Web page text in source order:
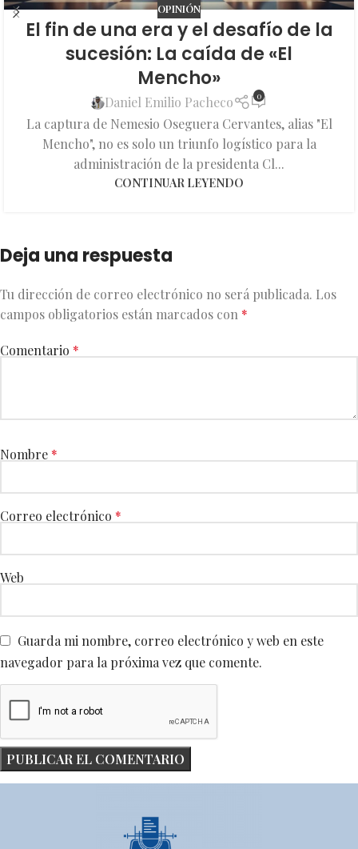
OPINIÓN
El fin de una era y el desafío de la
sucesión: La caída de «El
Mencho»
Daniel Emilio Pacheco 0
La captura de Nemesio Oseguera Cervantes, alias "El
Mencho", no es solo un triunfo logístico para la
administración de la presidenta Cl...
CONTINUAR LEYENDO
Deja una respuesta
Tu dirección de correo electrónico no será publicada. Los
campos obligatorios están marcados con *
Comentario *
Nombre *
Correo electrónico *
Web
Guarda mi nombre, correo electrónico y web en este
navegador para la próxima vez que comente.